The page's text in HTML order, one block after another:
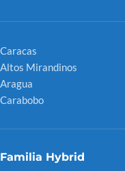
Caracas
Altos Mirandinos
Aragua
Carabobo
Familia Hybrid